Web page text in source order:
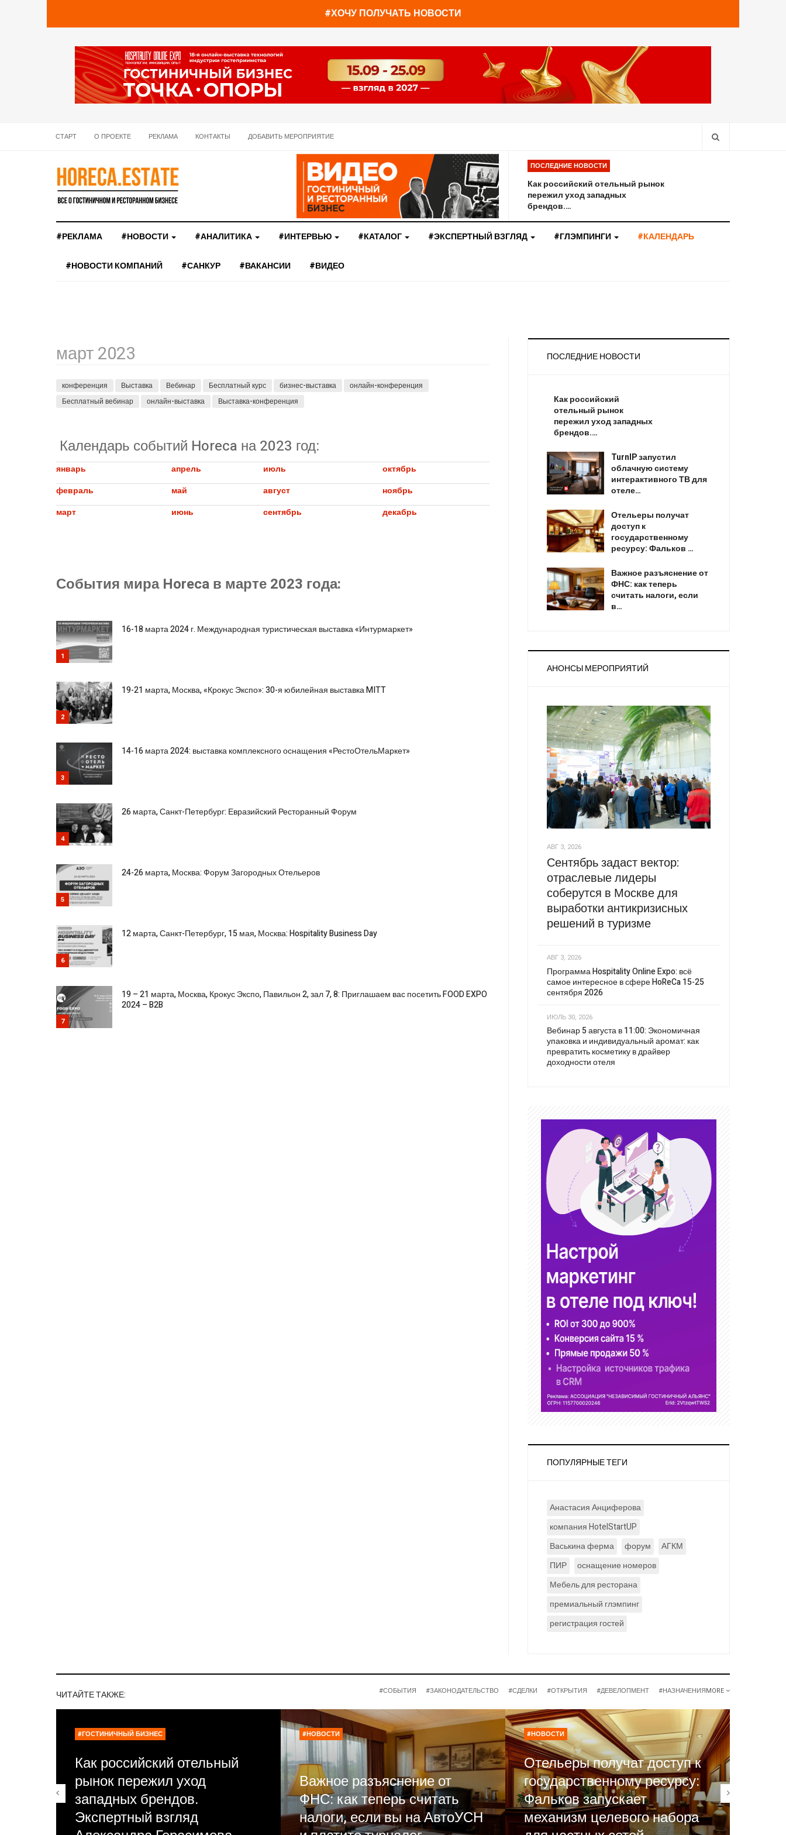
#ХОЧУ ПОЛУЧАТЬ НОВОСТИ
СТАРТ О ПРОЕКТЕ РЕКЛАМА КОНТАКТЫ ДОБАВИТЬ МЕРОПРИЯТИЕ
ПОСЛЕДНИЕ НОВОСТИ
Как российский отельный рынок
пережил уход западных
брендов.…
#РЕКЛАМА #НОВОСТИ #АНАЛИТИКА #ИНТЕРВЬЮ #КАТАЛОГ #ЭКСПЕРТНЫЙ ВЗГЛЯД #ГЛЭМПИНГИ #КАЛЕНДАРЬ
#НОВОСТИ КОМПАНИЙ #САНКУР #ВАКАНСИИ #ВИДЕО
март 2023
конференция Выставка Вебинар Бесплатный курс бизнес-выставка
онлайн-конференция
Бесплатный вебинар
онлайн-выставка Выставка-конференция
Календарь событий Horeca на 2023 год:
январь апрель июль
октябрь
февраль
май август
ноябрь
март
июнь сентябрь декабрь
События мира Horeca в марте 2023 года:
1
16-18 марта 2024 г. Международная туристическая выставка «Интурмаркет»
2
19-21 марта, Москва, «Крокус Экспо»: 30-я юбилейная выставка MITT
3
14-16 марта 2024: выставка комплексного оснащения «РестоОтельМаркет»
4
26 марта, Санкт-Петербург: Евразийский Ресторанный Форум
5
24-26 марта, Москва: Форум Загородных Отельеров
6
12 марта, Санкт-Петербург, 15 мая, Москва: Hospitality Business Day
7
19 – 21 марта, Москва, Крокус Экспо, Павильон 2, зал 7, 8: Приглашаем вас посетить FOOD EXPO
2024 – B2B
ПОСЛЕДНИЕ НОВОСТИ
Как российский
отельный рынок
пережил уход западных
брендов.…
TurnIP запустил
облачную систему
интерактивного ТВ для
отеле…
Отельеры получат
доступ к
государственному
ресурсу: Фальков …
Важное разъяснение от
ФНС: как теперь
считать налоги, если
в…
АНОНСЫ МЕРОПРИЯТИЙ
АВГ 3, 2026
Сентябрь задаст вектор:
отраслевые лидеры
соберутся в Москве для
выработки антикризисных
решений в туризме
АВГ 3, 2026
Программа Hospitality Online Expo: всё
самое интересное в сфере HoReCa 15-25
сентября 2026
ИЮЛЬ 30, 2026
Вебинар 5 августа в 11:00: Экономичная
упаковка и индивидуальный аромат: как
превратить косметику в драйвер
доходности отеля
ПОПУЛЯРНЫЕ ТЕГИ
Анастасия Анциферова
компания HotelStartUP
Васькина ферма
форум
АГКМ
ПИР
оснащение номеров
Мебель для ресторана
премиальный глэмпинг
регистрация гостей
ЧИТАЙТЕ ТАКЖЕ: #СОБЫТИЯ #ЗАКОНОДАТЕЛЬСТВО #СДЕЛКИ #ОТКРЫТИЯ #ДЕВЕЛОПМЕНТ #НАЗНАЧЕНИЯMORE
#ГОСТИНИЧНЫЙ БИЗНЕС
Как российский отельный
рынок пережил уход
западных брендов.
Экспертный взгляд
#НОВОСТИ
Важное разъяснение от
ФНС: как теперь считать
налоги, если вы на АвтоУСН
#НОВОСТИ
Отельеры получат доступ к
государственному ресурсу:
Фальков запускает
механизм целевого набора